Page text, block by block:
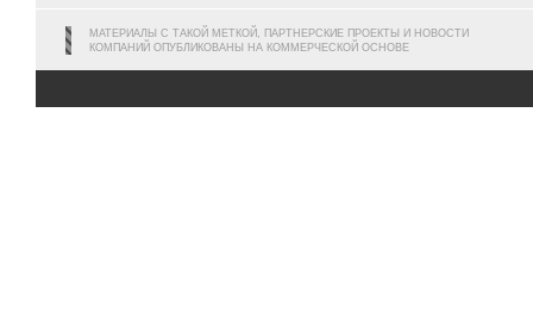
МАТЕРИАЛЫ С ТАКОЙ МЕТКОЙ, ПАРТНЕРСКИЕ ПРОЕКТЫ И НОВОСТИ
КОМПАНИЙ ОПУБЛИКОВАНЫ НА КОММЕРЧЕСКОЙ ОСНОВЕ